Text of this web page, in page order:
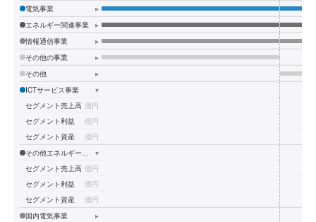
電気事業
▸
エネルギー関連事業
▸
情報通信事業
▸
その他の事業
▸
その他
▸
ICTサービス事業
▾
セグメント売上高 億円
セグメント利益
億円
セグメント資産
億円
▾
セグメント売上高 億円
セグメント利益
億円
セグメント資産
億円
国内電気事業
▸